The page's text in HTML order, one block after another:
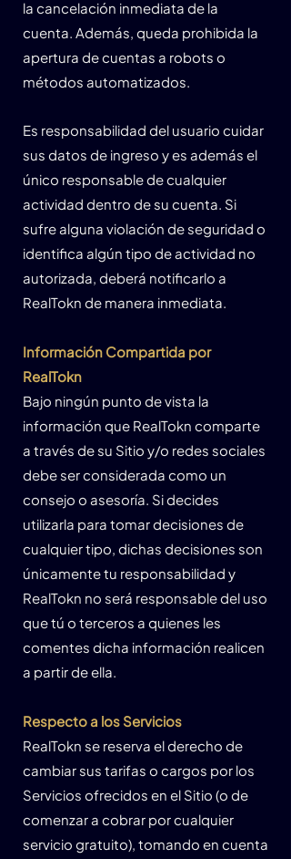
la cancelación inmediata de la
cuenta. Además, queda prohibida la
apertura de cuentas a robots o
métodos automatizados.
Es responsabilidad del usuario cuidar
sus datos de ingreso y es además el
único responsable de cualquier
actividad dentro de su cuenta. Si
sufre alguna violación de seguridad o
identifica algún tipo de actividad no
autorizada, deberá notificarlo a
RealTokn de manera inmediata.
Información Compartida por
RealTokn
Bajo ningún punto de vista la
información que RealTokn comparte
a través de su Sitio y/o redes sociales
debe ser considerada como un
consejo o asesoría. Si decides
utilizarla para tomar decisiones de
cualquier tipo, dichas decisiones son
únicamente tu responsabilidad y
RealTokn no será responsable del uso
que tú o terceros a quienes les
comentes dicha información realicen
a partir de ella.
Respecto a los Servicios
RealTokn se reserva el derecho de
cambiar sus tarifas o cargos por los
Servicios ofrecidos en el Sitio (o de
comenzar a cobrar por cualquier
servicio gratuito), tomando en cuenta